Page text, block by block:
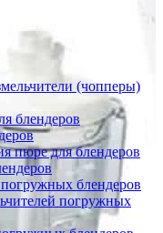
(чопперы)
блендеров
пюре для блендеров
блендеров
погружных